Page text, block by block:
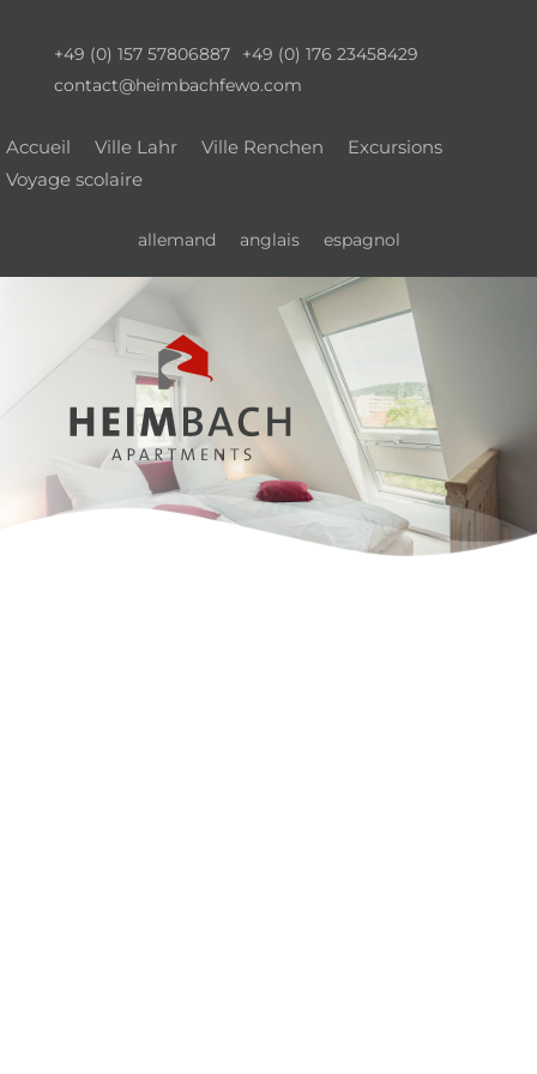
+49 (0) 157 57806887
+49 (0) 176 23458429
contact@heimbachfewo.com
Accueil Ville Lahr Ville Renchen
Excursions
Voyage scolaire
allemand anglais espagnol